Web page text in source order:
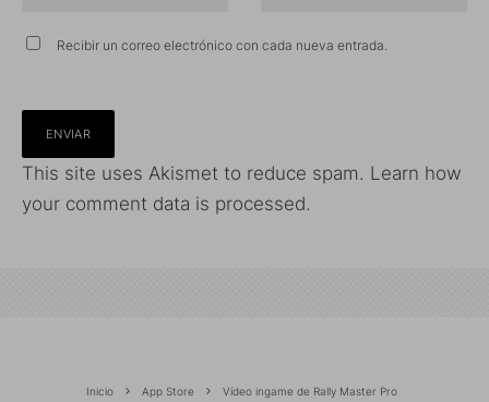
Recibir un correo electrónico con cada nueva entrada.
This site uses Akismet to reduce spam. Learn how
your comment data is processed.
Inicio App Store Vídeo ingame de Rally Master Pro